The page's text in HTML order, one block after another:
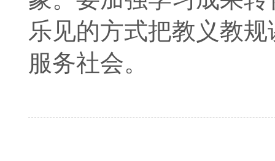
乐见的方式把教义教
服务社会。